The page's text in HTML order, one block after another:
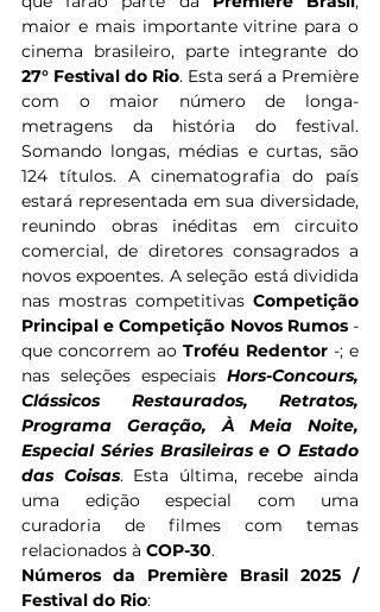
maior e mais importante vitrine para o
27° Festival do Rio. Esta será a Première
com o maior número de longa-
metragens da história do festival.
Somando longas, médias e curtas, são
124 títulos. A cinematografia do país
estará representada em sua diversidade,
reunindo obras inéditas em circuito
comercial, de diretores consagrados a
novos expoentes. A seleção está dividida
nas mostras competitivas Competição
Principal e Competição Novos Rumos -
que concorrem ao Troféu Redentor -; e
nas seleções especiais Hors-Concours,
Clássicos Restaurados, Retratos,
Programa Geração, À Meia Noite,
Especial Séries Brasileiras e O Estado
das Coisas. Esta última, recebe ainda
uma edição especial com uma
curadoria de filmes com temas
relacionados à COP-30.
Números da Première Brasil 2025 /
Festival do Rio: